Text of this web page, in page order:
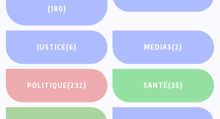
(180)
JUSTICE(6) MEDIAS(2)
POLITIQUE(232) SANTÉ(35)